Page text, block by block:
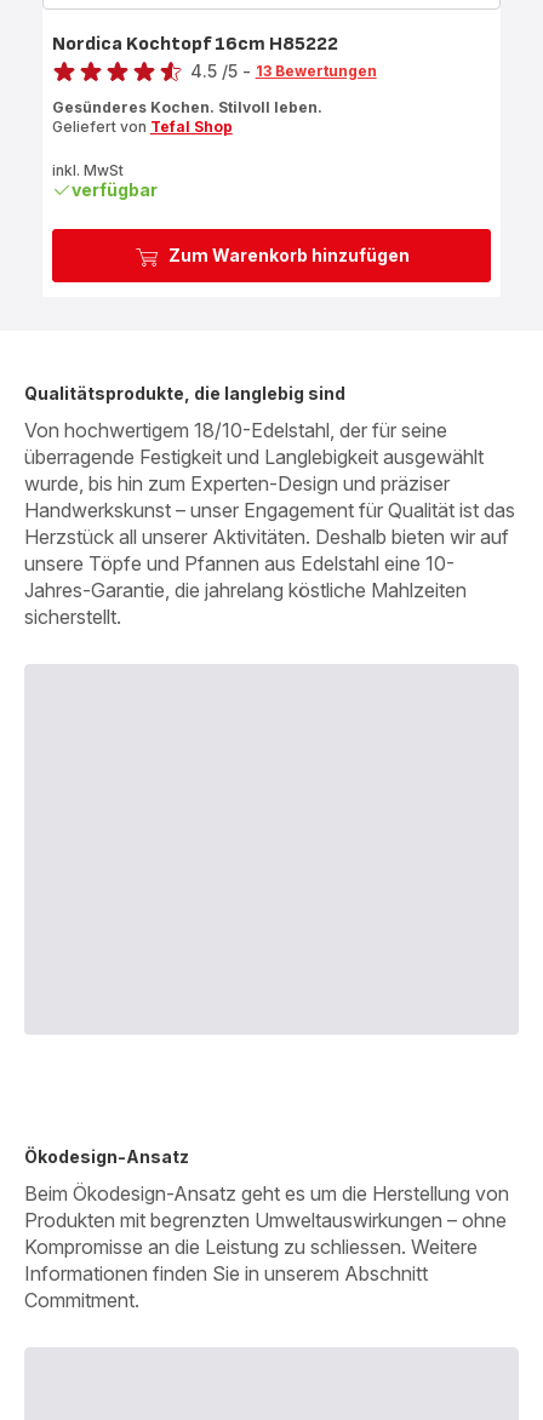
Zum Warenkorb hinzufügen
Nordica Kochtopf 16cm H85222
Bewertung
4.5 /5 - 13 Bewertungen
Gesünderes Kochen. Stilvoll leben.
Geliefert von Tefal Shop
inkl. MwSt
verfügbar
Qualitätsprodukte, die langlebig sind
Von hochwertigem 18/10-Edelstahl, der für seine
überragende Festigkeit und Langlebigkeit ausgewählt
wurde, bis hin zum Experten-Design und präziser
Handwerkskunst – unser Engagement für Qualität ist das
Herzstück all unserer Aktivitäten. Deshalb bieten wir auf
unsere Töpfe und Pfannen aus Edelstahl eine 10-
Jahres-Garantie, die jahrelang köstliche Mahlzeiten
sicherstellt.
Ökodesign-Ansatz
Beim Ökodesign-Ansatz geht es um die Herstellung von
Produkten mit begrenzten Umweltauswirkungen – ohne
Kompromisse an die Leistung zu schliessen. Weitere
Informationen finden Sie in unserem Abschnitt
Commitment.